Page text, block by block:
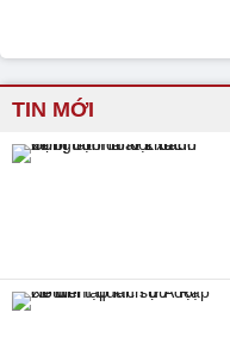
TIN MỚI